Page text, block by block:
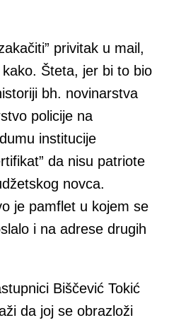
privitak u mail,
Šteta, jer bi to bio
bh. novinarstva
policije na
institucije
da nisu patriote
novca.
je pamflet u kojem se
i na adrese drugih
Biščević Tokić
da joj se obrazloži